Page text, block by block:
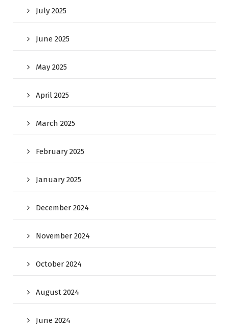
July 2025
June 2025
May 2025
April 2025
March 2025
February 2025
January 2025
December 2024
November 2024
October 2024
August 2024
June 2024